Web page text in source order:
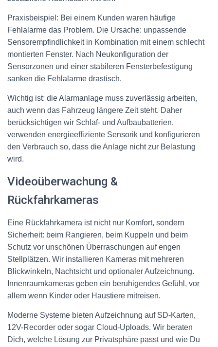
Praxisbeispiel: Bei einem Kunden waren häufige
Fehlalarme das Problem. Die Ursache: unpassende
Sensorempfindlichkeit in Kombination mit einem schlecht
montierten Fenster. Nach Neukonfiguration der
Sensorzonen und einer stabileren Fensterbefestigung
sanken die Fehlalarme drastisch.
Wichtig ist: die Alarmanlage muss zuverlässig arbeiten,
auch wenn das Fahrzeug längere Zeit steht. Daher
berücksichtigen wir Schlaf- und Aufbaubatterien,
verwenden energieeffiziente Sensorik und konfigurieren
den Verbrauch so, dass die Anlage nicht zur Belastung
wird.
Videoüberwachung &
Rückfahrkameras
Eine Rückfahrkamera ist nicht nur Komfort, sondern
Sicherheit: beim Rangieren, beim Kuppeln und beim
Schutz vor unschönen Überraschungen auf engen
Stellplätzen. Wir installieren Kameras mit mehreren
Blickwinkeln, Nachtsicht und optionaler Aufzeichnung.
Innenraumkameras geben ein beruhigendes Gefühl, vor
allem wenn Kinder oder Haustiere mitreisen.
Moderne Systeme bieten Aufzeichnung auf SD-Karten,
12V-Recorder oder sogar Cloud-Uploads. Wir beraten
Dich, welche Lösung zur Privatsphäre passt und wie Du